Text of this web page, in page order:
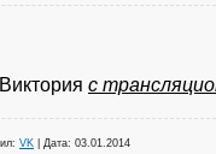
с
VK Дата: 03.01.2014